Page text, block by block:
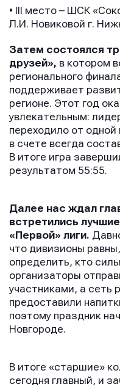
• III место – ШСК
Л.И. Новиковой г.
Затем состоялся
друзей», в котором
регионального
поддерживает
регионе. Этот год
увлекательным:
переходило от
в счете всегда
В итоге игра
результатом 55:55.
Далее нас ждал
встретились
«Первой» лиги.
что дивизионы
определить, кто
организаторы
участниками, а сеть
предоставили
поэтому праздник
Новгороде.
В итоге «старшие»
сегодня главный, и
Нажимая кнопку
условиями
Нажимая кнопку
условиями
Нажимая кнопку
условиями